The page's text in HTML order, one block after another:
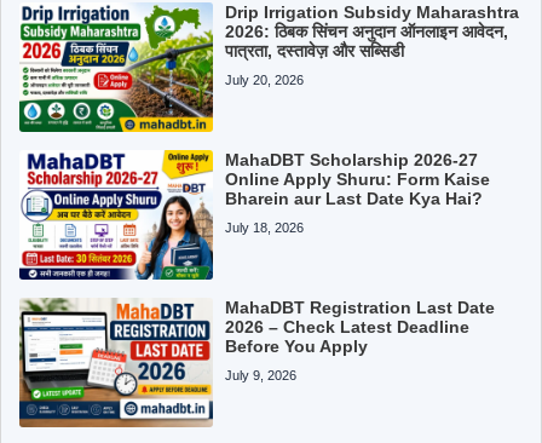
Drip Irrigation Subsidy Maharashtra
2026: ठिबक सिंचन अनुदान ऑनलाइन आवेदन,
पात्रता, दस्तावेज़ और सब्सिडी
July 20, 2026
MahaDBT Scholarship 2026-27
Online Apply Shuru: Form Kaise
Bharein aur Last Date Kya Hai?
July 18, 2026
MahaDBT Registration Last Date
2026 – Check Latest Deadline
Before You Apply
July 9, 2026